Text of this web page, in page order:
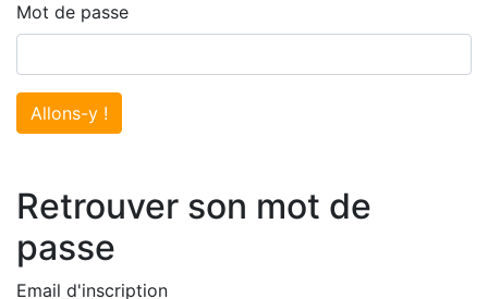
Mot de passe
Allons-y !
Retrouver son mot de
passe
Email d'inscription